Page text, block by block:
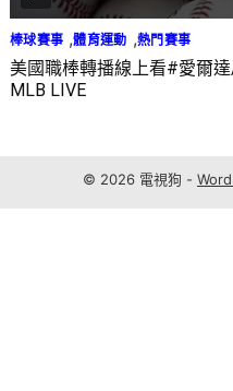
棒球賽事 ,體育運動 ,熱門賽事
美國職棒轉播線上看#愛爾
MLB LIVE
© 2026 電視狗 -